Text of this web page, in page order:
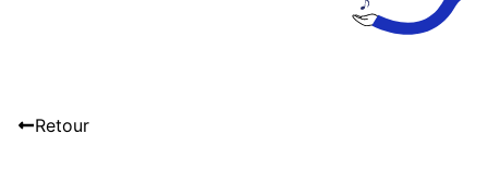
Retour